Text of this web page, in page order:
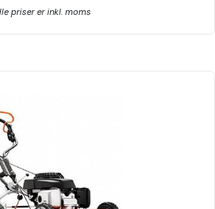
priser er inkl. moms